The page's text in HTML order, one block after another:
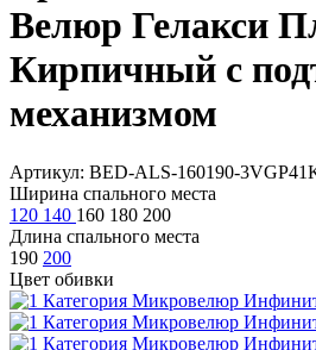
Велюр Гелакси
Кирпичный с
механизмом
Артикул: BED-ALS-160190-
Ширина спального места
120 140 160 180 200
Длина спального места
190 200
Цвет обивки